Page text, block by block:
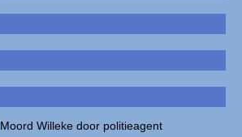
Moord Willeke door politieagent